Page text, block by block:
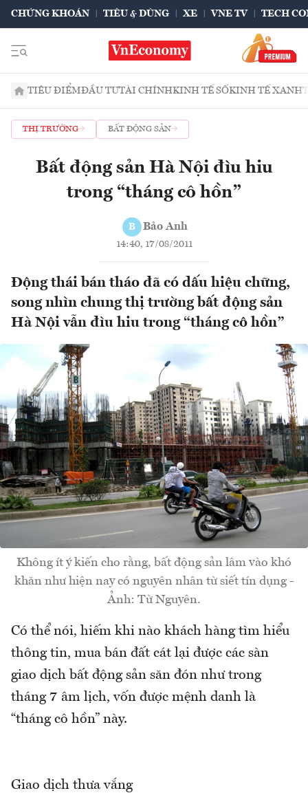
CHỨNG KHOÁN TIÊU & DÙNG XE VNE TV TECH
TIÊU ĐIỂMĐẦU TƯTÀI CHÍNHKINH TẾ SỐKINH TẾ XANH
THỊ TRƯỜNG BẤT ĐỘNG SẢN
Bất động sản Hà Nội đìu hiu
trong “tháng cô hồn”
B Bảo Anh
14:40, 17/08/2011
Động thái bán tháo đã có dấu hiệu chững,
song nhìn chung thị trường bất động sản
Hà Nội vẫn đìu hiu trong “tháng cô hồn”
Không ít ý kiến cho rằng, bất động sản lâm vào khó
khăn như hiện nay có nguyên nhân từ siết tín dụng -
Ảnh: Từ Nguyên.
Có thể nói, hiếm khi nào khách hàng tìm hiểu
thông tin, mua bán đất cát lại được các sàn
giao dịch bất động sản săn đón như trong
tháng 7 âm lịch, vốn được mệnh danh là
“tháng cô hồn” này.
Giao dịch thưa vắng